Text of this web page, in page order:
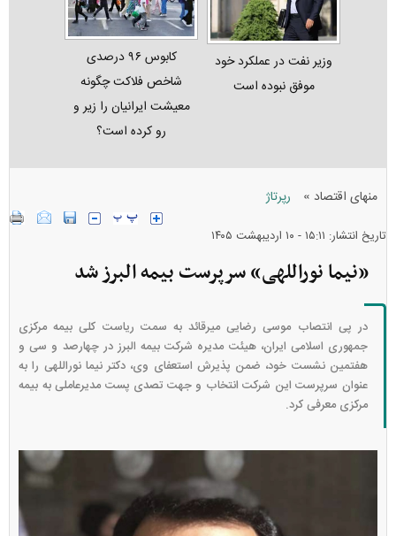
وزیر نفت در عملکرد خود
موفق نبوده است
کابوس ۹۶ درصدی
شاخص فلاکت چگونه
معیشت ایرانیان را زیر و
رو کرده است؟
منهای اقتصاد » رپرتاژ
تاریخ انتشار: ۱۵:۱۱ - ۱۰ ارديبهشت ۱۴۰۵
«نیما نوراللهی» سرپرست بیمه البرز شد
در پی انتصاب موسی رضایی میرقائد به سمت ریاست کلی بیمه مرکزی
جمهوری اسلامی ایران، هیئت مدیره شرکت بیمه البرز در چهارصد و سی و
هفتمین نشست خود، ضمن پذیرش استعفای وی، دکتر نیما نوراللهی را به
عنوان سرپرست این شرکت انتخاب و جهت تصدی پست مدیرعاملی به بیمه
مرکزی معرفی کرد.